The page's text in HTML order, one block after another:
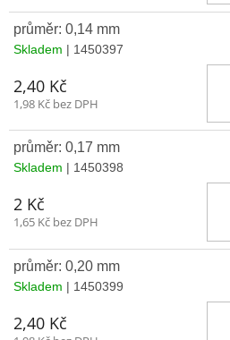
průměr: 0,14 mm
Skladem | 1450397
2,40 Kč
1,98 Kč bez DPH
průměr: 0,17 mm
Skladem | 1450398
2 Kč
1,65 Kč bez DPH
průměr: 0,20 mm
Skladem | 1450399
2,40 Kč